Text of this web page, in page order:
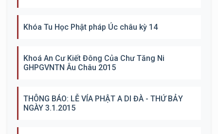
Khóa Tu Học Phật pháp Úc châu kỳ 14
Khoá An Cư Kiết Đông Của Chư Tăng Ni
GHPGVNTN Âu Châu 2015
THÔNG BÁO: LỄ VÍA PHẬT A DI ĐÀ - THỨ BẢY
NGÀY 3.1.2015